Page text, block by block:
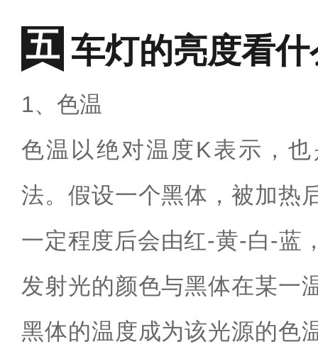
车灯的亮度看
1、色温
色温以绝对温度K表示，
法。假设一个黑体，被加热
一定程度后会由红-黄-白-蓝
发射光的颜色与黑体在某一
黑体的温度成为该光源的色